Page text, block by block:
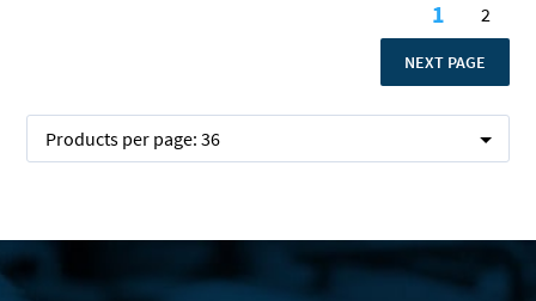
You're
1 Page
2
PAGE
NEXT PAGE
Products per page: 36